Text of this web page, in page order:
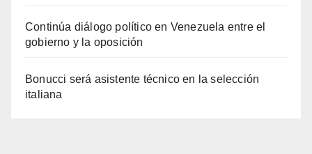
Continúa diálogo político en Venezuela entre el
gobierno y la oposición
Bonucci será asistente técnico en la selección
italiana